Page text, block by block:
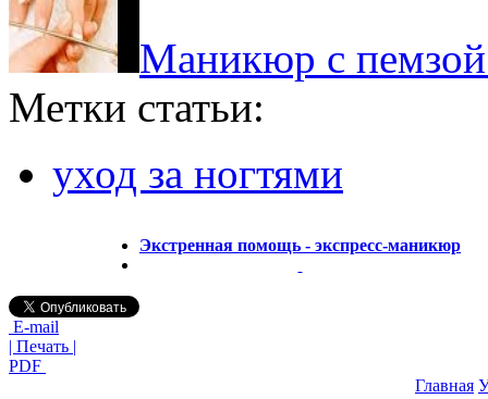
Маникюр с
Метки статьи:
уход за ногтями
Экстренная помощь - экспресс-маникюр
E-mail
| Печать |
PDF
Главная